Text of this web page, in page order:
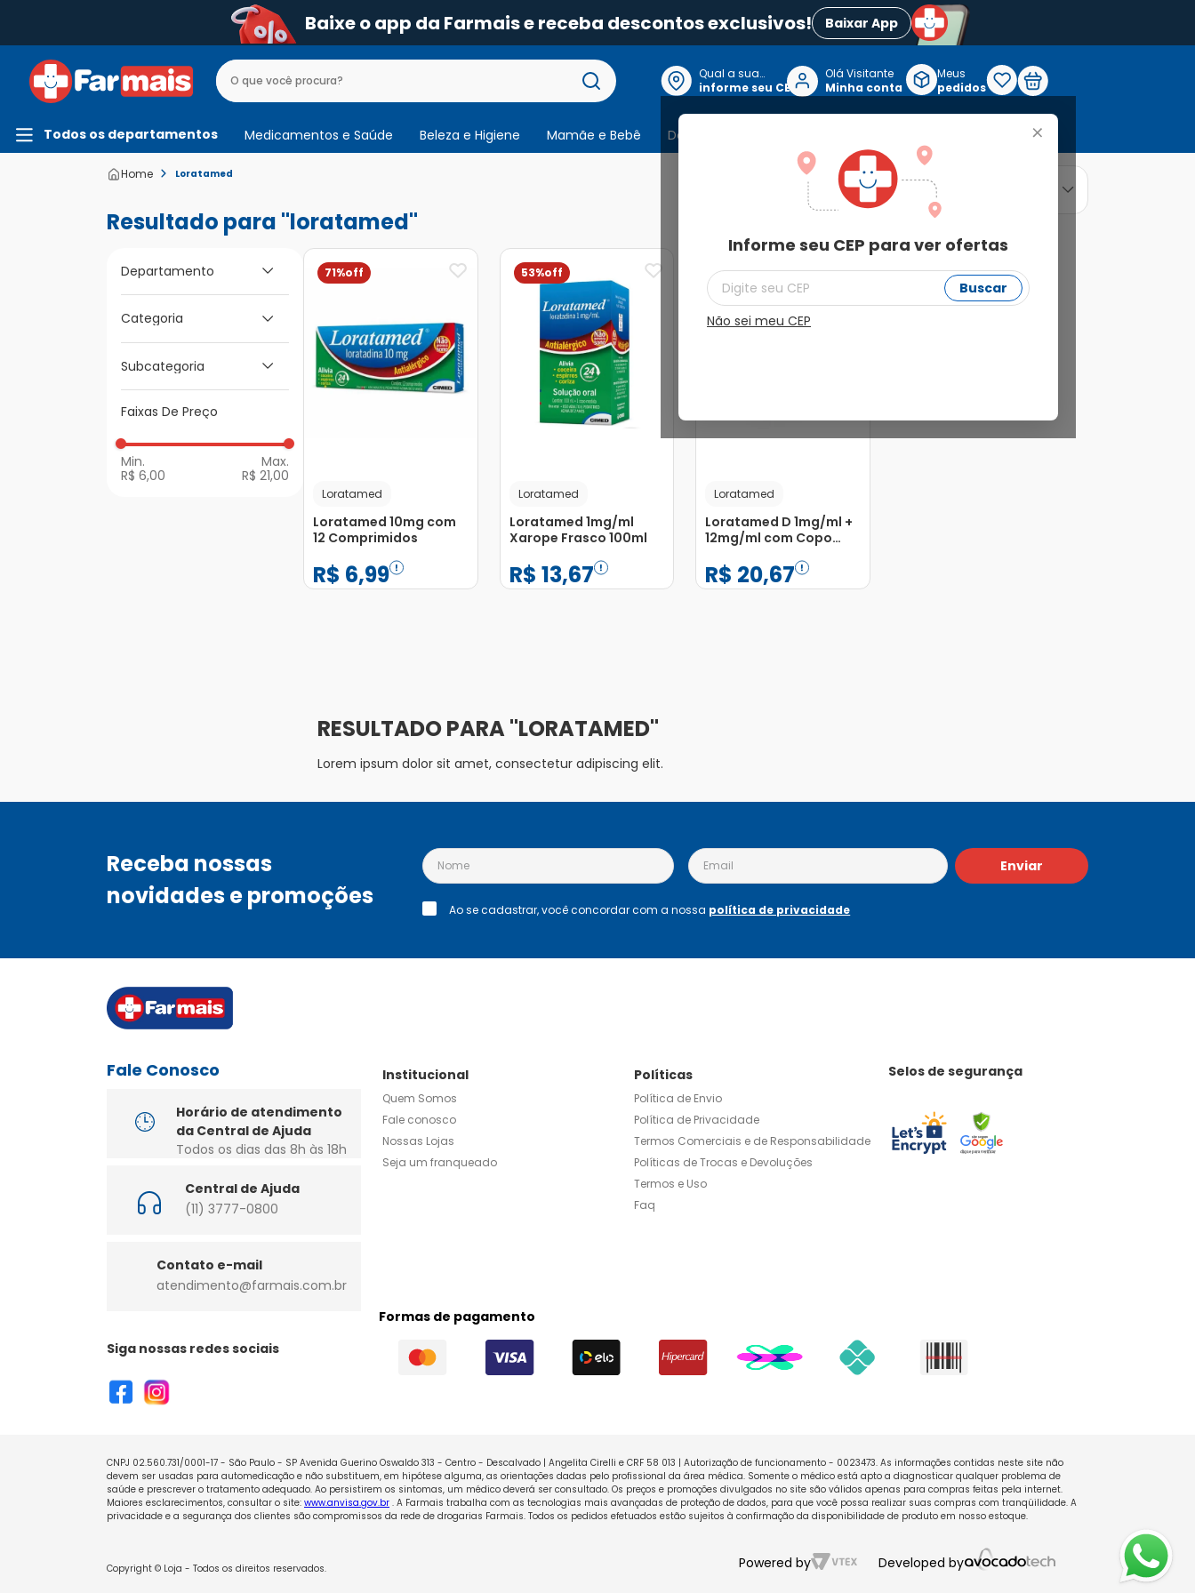
Baixe o app da Farmais e receba descontos exclusivos! Baixar App
Qual a sua
localização?
informe seu CEP
+
Informe seu CEP para ver ofertas
Buscar
Não sei meu CEP
Olá Visitante
Minha conta
Meus
pedidos
Todos os departamentos Medicamentos e Saúde Beleza e Higiene Mamãe e Bebê Dermocosmeticos
Loratamed
loratamed
Departamento
Medicamentos e
Saúde
Categoria
Alergia
Subcategoria
Nariz entupido
Faixas De Preço
R$ 6,00 R$ 21,00
ordenar por
71%
Loratamed
Loratamed 10mg com
12 Comprimidos
R$ 6,99
53%
Loratamed
Loratamed 1mg/ml
Xarope Frasco 100ml
R$ 13,67
35%
Loratamed
Loratamed D 1mg/ml +
12mg/ml com Copo
60ml
R$ 20,67
LORATAMED
Lorem ipsum dolor sit amet, consectetur adipiscing elit.
Receba nossas
novidades e promoções
Enviar
Ao se cadastrar, você concordar com a nossa política de privacidade
Fale Conosco
Horário de atendimento
da Central de Ajuda
Todos os dias das 8h às 18h
Central de Ajuda
(11) 3777-0800
Contato e-mail
atendimento@farmais.com.br
Siga nossas redes sociais
Institucional
Quem Somos
Fale conosco
Nossas Lojas
Seja um franqueado
Políticas
Política de Envio
Política de Privacidade
Termos Comerciais e de Responsabilidade
Políticas de Trocas e Devoluções
Termos e Uso
Faq
Selos de segurança
Formas de pagamento
CNPJ 02.560.731/0001-17 - São Paulo - SP Avenida Guerino Oswaldo 313 - Centro - Descalvado | Angelita Cirelli e CRF 58 013 | Autorização de funcionamento - 0023473. As informações contidas neste site não
devem ser usadas para automedicação e não substituem, em hipótese alguma, as orientações dadas pelo profissional da área médica. Somente o médico está apto a diagnosticar qualquer problema de
saúde e prescrever o tratamento adequado. Ao persistirem os sintomas, um médico deverá ser consultado. Os preços e promoções divulgados no site são válidos apenas para compras feitas pela internet.
Maiores esclarecimentos, consultar o site: www.anvisa.gov.br . A Farmais trabalha com as tecnologias mais avançadas de proteção de dados, para que você possa realizar suas compras com tranqüilidade. A
privacidade e a segurança dos clientes são compromissos da rede de drogarias Farmais. Todos os pedidos efetuados estão sujeitos à confirmação da disponibilidade de produto em nosso estoque.
Copyright © Loja - Todos os direitos reservados. Powered by Developed by